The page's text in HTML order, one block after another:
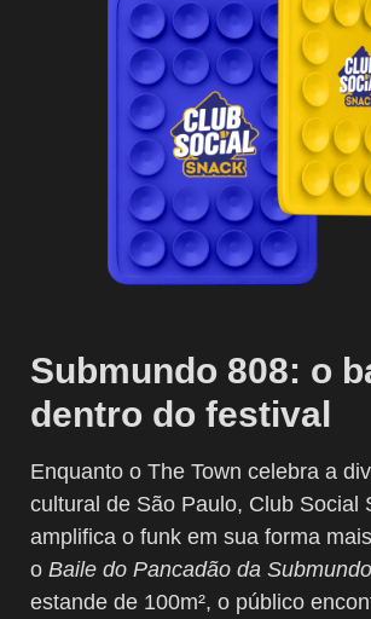
Submundo 808: o
dentro do festival
Enquanto o The Town celebra a
cultural de São Paulo, Club Social
amplifica o funk em sua forma
o Baile do Pancadão da
estande de 100m², o público